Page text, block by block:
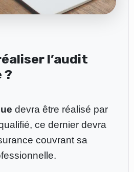
l’audit
?
devra être réalisé par
ce dernier devra
couvrant sa